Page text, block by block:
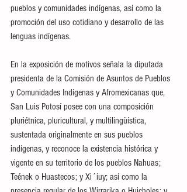
pueblos y comunidades indígenas, así como la
promoción del uso cotidiano y desarrollo de las
lenguas indígenas.
En la exposición de motivos señala la diputada
presidenta de la Comisión de Asuntos de Pueblos
y Comunidades Indígenas y Afromexicanas que,
San Luis Potosí posee con una composición
pluriétnica, pluricultural, y multilingüística,
sustentada originalmente en sus pueblos
indígenas, y reconoce la existencia histórica y
vigente en su territorio de los pueblos Nahuas;
Teének o Huastecos; y Xi´iuy; así como la